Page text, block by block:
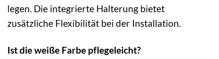
legen. Die integrierte Halterung bietet
zusätzliche Flexibilität bei der Installation.
Ist die weiße Farbe pflegeleicht?